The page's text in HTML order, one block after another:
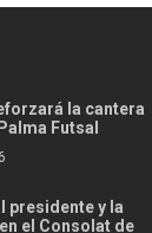
la cantera
Futsal
presidente y la
en el Consolat de